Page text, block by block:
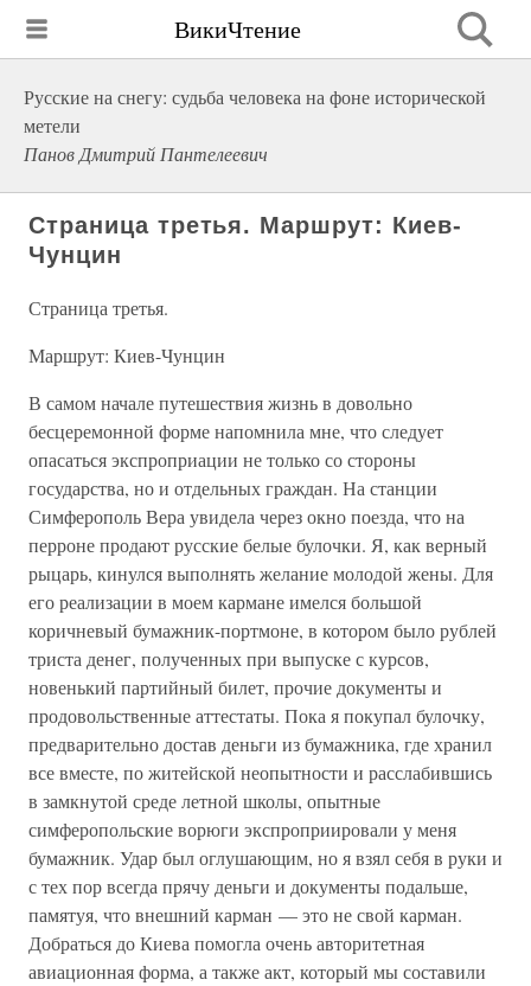
ВикиЧтение
Русские на снегу: судьба человека на фоне исторической
метели
Панов Дмитрий Пантелеевич
Страница третья. Маршрут: Киев-
Чунцин
Страница третья.
Маршрут: Киев-Чунцин
В самом начале путешествия жизнь в довольно
бесцеремонной форме напомнила мне, что следует
опасаться экспроприации не только со стороны
государства, но и отдельных граждан. На станции
Симферополь Вера увидела через окно поезда, что на
перроне продают русские белые булочки. Я, как верный
рыцарь, кинулся выполнять желание молодой жены. Для
его реализации в моем кармане имелся большой
коричневый бумажник-портмоне, в котором было рублей
триста денег, полученных при выпуске с курсов,
новенький партийный билет, прочие документы и
продовольственные аттестаты. Пока я покупал булочку,
предварительно достав деньги из бумажника, где хранил
все вместе, по житейской неопытности и расслабившись
в замкнутой среде летной школы, опытные
симферопольские ворюги экспроприировали у меня
бумажник. Удар был оглушающим, но я взял себя в руки и
с тех пор всегда прячу деньги и документы подальше,
памятуя, что внешний карман — это не свой карман.
Добраться до Киева помогла очень авторитетная
авиационная форма, а также акт, который мы составили